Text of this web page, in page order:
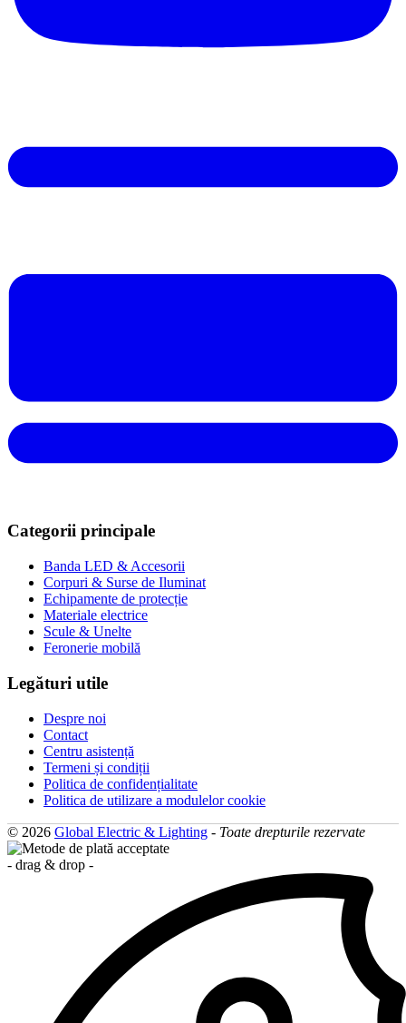
Categorii principale
Banda LED & Accesorii
Corpuri & Surse de Iluminat
Echipamente de protecție
Materiale electrice
Scule & Unelte
Feronerie mobilă
Legături utile
Despre noi
Contact
Centru asistență
Termeni și condiții
Politica de confidențialitate
Politica de utilizare a modulelor cookie
© 2026 Global Electric & Lighting - Toate drepturile rezervate
- drag & drop -